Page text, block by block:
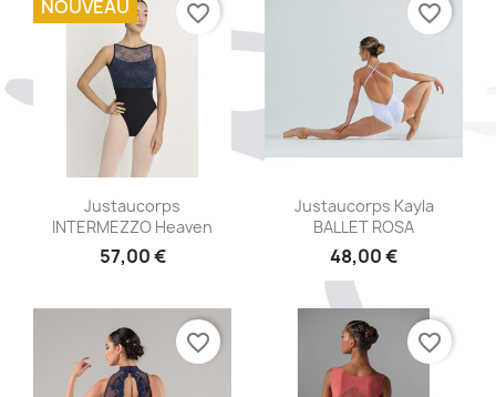
Aperçu rapide
Justaucorps
INTERMEZZO Heaven
57,00 €
NOUVEAU favorite_border
Aperçu rapide
+5
Justaucorps Kayla
BALLET ROSA
48,00 €
favorite_border
favorite_border favorite_border